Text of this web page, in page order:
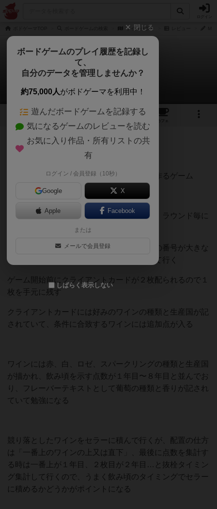
ワインセラー
ワインセラー
MIFFYBXさんのレビュー
5 2
カフェ
241名 6名 1 12ヶ月前
ワインを競り落として積み上げてセラーを作るゲーム
ワインボトル型のカードを８枚手札に持ち、ラウンド毎に
１枚ずつ出して競りに参加する
カードには番号が記載されているので、その番号が大きな
プレイヤーから場に出ているワインを取って行く
ゲーム開始前にクライアントカードが２枚配られるので１
枚を手元に残す
クライアントカードには好みのワインの種類と生産国が記
されていて、条件に合致するワインには追加点が入る
ワインには赤、白、ロゼ、スパークリングの種類と生産国
が描かれ、飲み頃を示す点数が１年目〜８年目と並んでお
り、フレーバーテキストとして葡萄の種類と香りが記され
ていて勉強になる
競り落としたワインをセラーに積んで行くが、配置の仕方
は「一番上のワインの上又は直下」、最後に点数を集計す
る時は一番上が１年目、２枚目が２年目…と抜栓タイミン
グ集計して行くので、うまく飲み頃のタイミングでセラー
に積めるかどうかがポイントになる
閉じる
ボードゲームのプレイ履歴を記録し
て、
自分のデータを管理しませんか？
約75,000人がボドゲーマを利用中！
遊んだボードゲームを記録する
気になるゲームのレビューを読む
お気に入り作品・所有リストの共
有
ログイン / 会員登録（10秒）
Google X
Apple Facebook
または
メールで会員登録
しばらく表示しない